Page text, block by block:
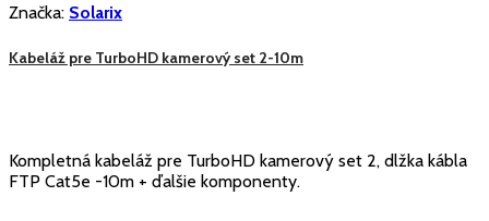
Značka: Solarix
Kabeláž pre TurboHD kamerový set 2-10m
Kompletná kabeláž pre TurboHD kamerový set 2, dlžka kábla
FTP Cat5e -10m + ďalšie komponenty.